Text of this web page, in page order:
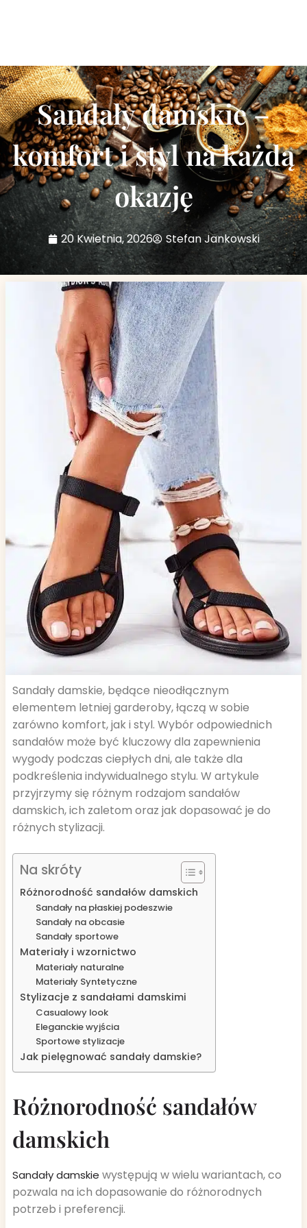
Sandały damskie –
komfort i styl na każdą
okazję
20 Kwietnia, 2026 Stefan Jankowski
Sandały damskie, będące nieodłącznym
elementem letniej garderoby, łączą w sobie
zarówno komfort, jak i styl. Wybór odpowiednich
sandałów może być kluczowy dla zapewnienia
wygody podczas ciepłych dni, ale także dla
podkreślenia indywidualnego stylu. W artykule
przyjrzymy się różnym rodzajom sandałów
damskich, ich zaletom oraz jak dopasować je do
różnych stylizacji.
Na skróty
Różnorodność sandałów damskich
Sandały na płaskiej podeszwie
Sandały na obcasie
Sandały sportowe
Materiały i wzornictwo
Materiały naturalne
Materiały Syntetyczne
Stylizacje z sandałami damskimi
Casualowy look
Eleganckie wyjścia
Sportowe stylizacje
Jak pielęgnować sandały damskie?
Różnorodność sandałów
damskich
Sandały damskie występują w wielu wariantach, co
pozwala na ich dopasowanie do różnorodnych
potrzeb i preferencji.